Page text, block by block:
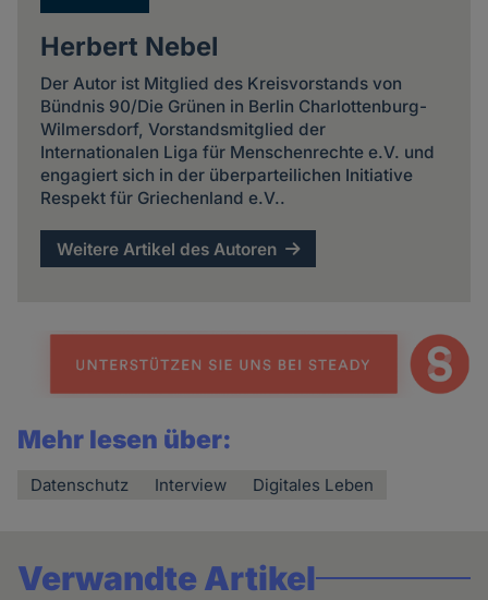
Herbert Nebel
Der Autor ist Mitglied des Kreisvorstands von
Bündnis 90/Die Grünen in Berlin Charlottenburg-
Wilmersdorf, Vorstandsmitglied der
Internationalen Liga für Menschenrechte e.V. und
engagiert sich in der überparteilichen Initiative
Respekt für Griechenland e.V..
Weitere Artikel des Autoren
Mehr lesen über:
Datenschutz Interview Digitales Leben
Verwandte Artikel